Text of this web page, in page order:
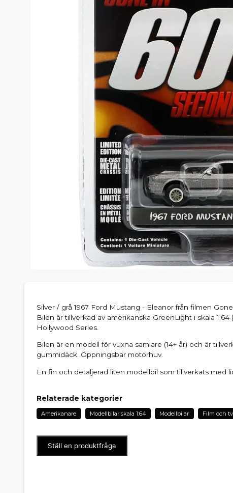
Silver / grå 1967 Ford Mustang - Eleanor från filmen
Bilen är tillverkad av amerikanska GreenLight i skala 1:64
Hollywood Series.
Bilen är en modell för vuxna samlare (14+ år) och är
gummidäck. Öppningsbar motorhuv.
En fin och detaljerad liten modellbil som tillverkats med
Relaterade kategorier
Amerikanare Modellbilar skala 1:64 Modellbilar Film och
Ställ en produktfråga